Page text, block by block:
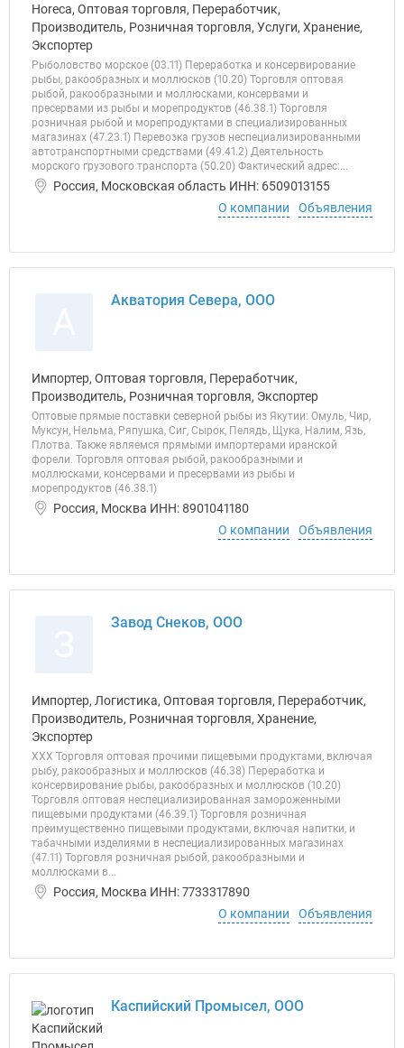
Horeca, Оптовая торговля, Переработчик,
Производитель, Розничная торговля, Услуги, Хранение,
Экспортер
Рыболовство морское (03.11) Переработка и консервирование
рыбы, ракообразных и моллюсков (10.20) Торговля оптовая
рыбой, ракообразными и моллюсками, консервами и
пресервами из рыбы и морепродуктов (46.38.1) Торговля
розничная рыбой и морепродуктами в специализированных
магазинах (47.23.1) Перевозка грузов неспециализированными
автотранспортными средствами (49.41.2) Деятельность
морского грузового транспорта (50.20) Фактический адрес:...
Россия, Московская область ИНН: 6509013155
О компании
Объявления
Акватория Севера, ООО
Импортер, Оптовая торговля, Переработчик,
Производитель, Розничная торговля, Экспортер
Оптовые прямые поставки северной рыбы из Якутии: Омуль, Чир,
Муксун, Нельма, Ряпушка, Сиг, Сырок, Пелядь, Щука, Налим, Язь,
Плотва. Также являемся прямыми импортерами иранской
форели. Торговля оптовая рыбой, ракообразными и
моллюсками, консервами и пресервами из рыбы и
морепродуктов (46.38.1)
Россия, Москва ИНН: 8901041180
О компании
Объявления
Завод Снеков, ООО
Импортер, Логистика, Оптовая торговля, Переработчик,
Производитель, Розничная торговля, Хранение,
Экспортер
ХХХ Торговля оптовая прочими пищевыми продуктами, включая
рыбу, ракообразных и моллюсков (46.38) Переработка и
консервирование рыбы, ракообразных и моллюсков (10.20)
Торговля оптовая неспециализированная замороженными
пищевыми продуктами (46.39.1) Торговля розничная
преимущественно пищевыми продуктами, включая напитки, и
табачными изделиями в неспециализированных магазинах
(47.11) Торговля розничная рыбой, ракообразными и
моллюсками в...
Россия, Москва ИНН: 7733317890
О компании
Объявления
Каспийский Промысел, ООО